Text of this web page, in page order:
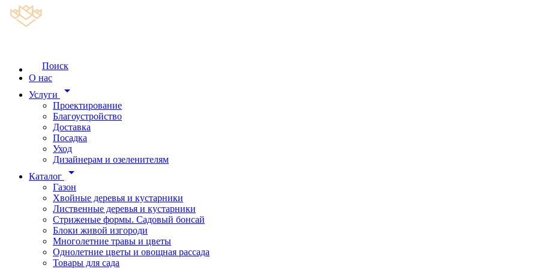
Поиск
О нас
Услуги
arrow_drop_down
Проектирование
Благоустройство
Доставка
Посадка
Уход
Дизайнерам и озеленителям
Каталог
arrow_drop_down
Газон
Хвойные деревья и кустарники
Лиственные деревья и кустарники
Стриженые формы. Садовый бонсай
Блоки живой изгороди
Многолетние травы и цветы
Однолетние цветы и овощная рассада
Товары для сада